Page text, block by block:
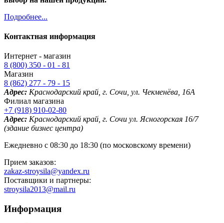
Подробнее...
Контактная информация
Интернет - магазин
8 (800) 350 - 01 - 81
Магазин
8 (862) 277 - 79 - 15
Адрес: Краснодарский край, г. Сочи, ул. Чекменёва, 16А
Филиал магазина
+7 (918) 910-02-80
Адрес: Краснодарский край, г. Сочи ул. Ясногорская 16/7
(здание бизнес центра)
Ежедневно с 08:30 до 18:30 (по московскому времени)
Прием заказов:
zakaz-stroysila@yandex.ru
Поставщики и партнеры:
stroysila2013@mail.ru
Информация